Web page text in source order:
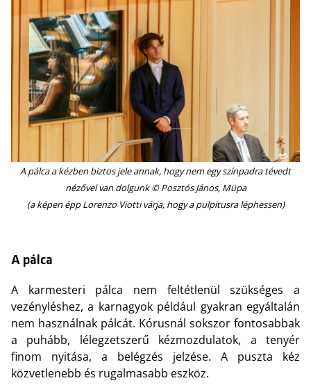
A pálca a kézben biztos jele annak, hogy nem egy színpadra tévedt
nézővel van dolgunk © Posztós János, Müpa
(a képen épp Lorenzo Viotti várja, hogy a pulpitusra léphessen)
A pálca
A karmesteri pálca nem feltétlenül szükséges a
vezényléshez, a karnagyok például gyakran egyáltalán
nem használnak pálcát. Kórusnál sokszor fontosabbak
a puhább, lélegzetszerű kézmozdulatok, a tenyér
finom nyitása, a belégzés jelzése. A puszta kéz
közvetlenebb és rugalmasabb eszköz.